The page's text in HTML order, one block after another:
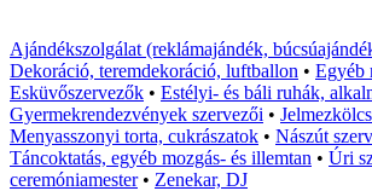
Ajándékszolgálat (reklámajándék,
Dekoráció, teremdekoráció, luftballon • Egyéb
Esküvőszervezők • Estélyi- és báli ruhák,
Gyermekrendezvények szervezői •
Menyasszonyi torta, cukrászatok • Nászút
Táncoktatás, egyéb mozgás- és illemtan • Úri
ceremóniamester• Zenekar, DJ